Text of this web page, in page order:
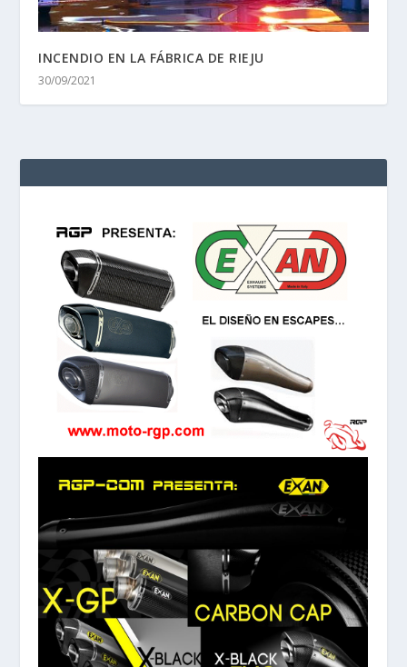
INCENDIO EN LA FÁBRICA DE RIEJU
30/09/2021